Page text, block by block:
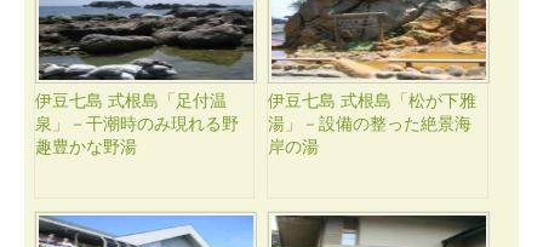
伊豆七島 式根島「足付温
泉」－干潮時のみ現れる野
趣豊かな野湯
伊豆七島 式根島「松が下雅
湯」－設備の整った絶景海
岸の湯